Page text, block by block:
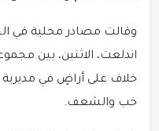
وقالت مصادر محلية في
اندلعت، الاثنين، بين
خلاف على أراضٍ في مديرية
خب والشعف.